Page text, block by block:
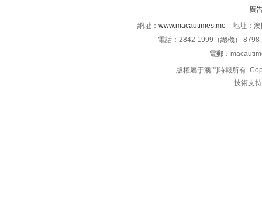
廣
網址： www.macautimes.mo 地址：澳
電話：2842 1999（總機）
電郵：
版權屬于澳門時報所有.
技術支